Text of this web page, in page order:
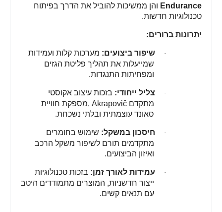
Endurance והן ממשיכות להוביל את הדרך בפיתוח
טכנולוגיות חדשות.
יתרונות ברורים:
· שיפור ביצועים: מערכות קלות ועמידות
שמייעלות את תהליך פליטת הגזים
ומפחיתות התנגדות.
· צליל ייחודי: בזכות עיצוב אקוסטי
מתקדם , Akrapovičמספקת חוויית
סאונד עוצמתית ובלתי נשכחת.
· חיסכון במשקל: שימוש בחומרים
מתקדמים תורם לשיפור משקל הרכב
ואיזון הביצועים.
· עמידות לאורך זמן: בזכות טכנולוגיות
ייצור חדשניות, המוצרים מתמודדים היטב
עם תנאים קשים.